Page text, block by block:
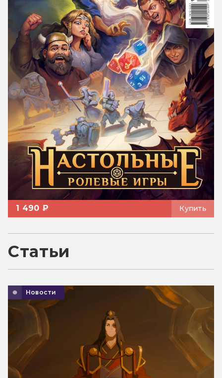
1 490 ₽ Купить
Статьи
Новости